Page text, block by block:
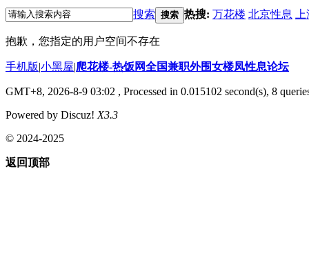
搜索 搜索 热搜: 万花楼 北京性息
抱歉，您指定的用户空间不存在
手机版|小黑屋|爬花楼-热饭网全国兼职外围女楼凤性息论坛
GMT+8, 2026-8-9 03:02 , Processed in 0.015102 second(s), 8
Powered by Discuz! X3.3
© 2024-2025
返回顶部